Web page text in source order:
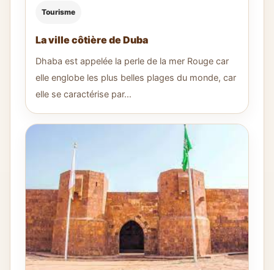
Tourisme
La ville côtière de Duba
Dhaba est appelée la perle de la mer Rouge car
elle englobe les plus belles plages du monde, car
elle se caractérise par...